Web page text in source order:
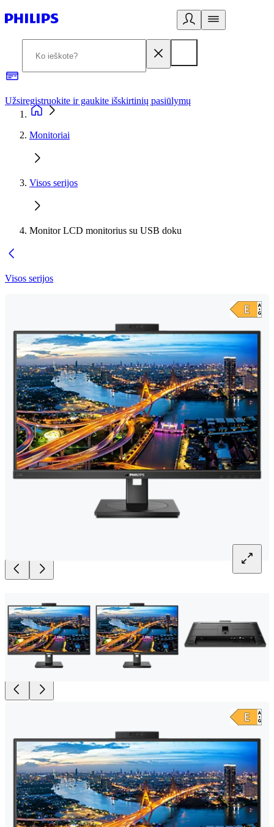
Užsiregistruokite ir gaukite išskirtinių pasiūlymų
Monitoriai
Visos serijos
Monitor LCD monitorius su USB doku
Visos serijos